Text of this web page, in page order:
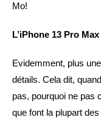
Mo!
L’iPhone 13 Pro
Evidemment, plus
détails. Cela dit,
pas, pourquoi ne pas
que font la plupart